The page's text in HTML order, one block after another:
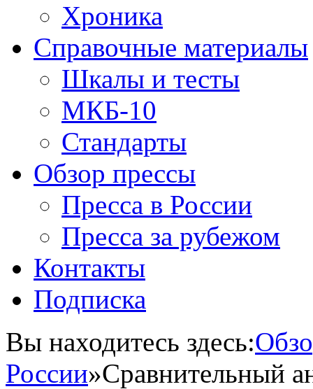
Хроника
Справочные материалы
Шкалы и тесты
МКБ-10
Стандарты
Обзор прессы
Пресса в России
Пресса за рубежом
Контакты
Подписка
Вы находитесь здесь:
России»Сравнительный